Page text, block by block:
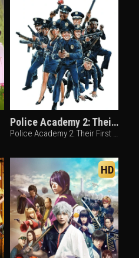
Police Academy 2: Their First Assignment
Police Academy 2: Their First Assignment (1985)
HD